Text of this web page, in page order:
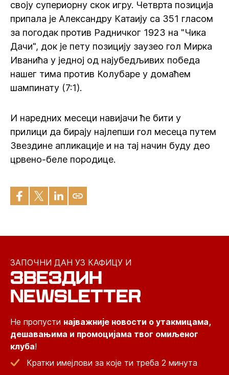
своју супериорну скок игру. Четврта позиција
припала је Александру Катаију са 351 гласом
за погодак против Радничког 1923 на "Чика
Дачи", док је пету позицију заузео гол Мирка
Иванића у једној од најубедљивих победа
нашег тима против Колубаре у домаћем
шампинату (7:1).
И наредних месеци навијачи ће бити у
прилици да бирају најлепши гол месеца путем
Звездине апликације и на тај начин буду део
црвено-беле породице.
ЗАПОЧНИ ДАН УЗ КАФИЦУ И
ЗВЕЗДИН
NEWSLETTER
Не пропусти најважније новости о утакмицама,
дешавањима и промоцијама твог омиљеног
клуба!
Кратки имејлови за које ти треба 2 минута